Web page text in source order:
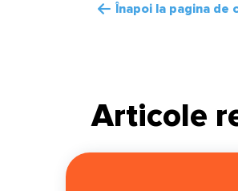
Înapoi la pagina
Articole